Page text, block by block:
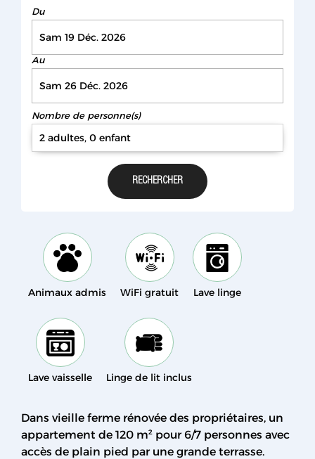
Du
Au
Nombre de personne(s)
2 adultes, 0 enfant
Animaux admis WiFi gratuit Lave linge
Lave vaisselle Linge de lit inclus
Dans vieille ferme rénovée des propriétaires, un
appartement de 120 m² pour 6/7 personnes avec
accès de plain pied par une grande terrasse.